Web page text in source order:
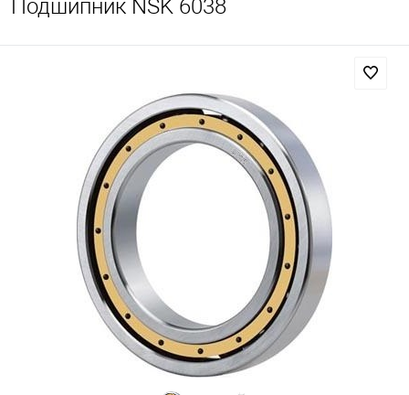
Подшипник NSK 6038